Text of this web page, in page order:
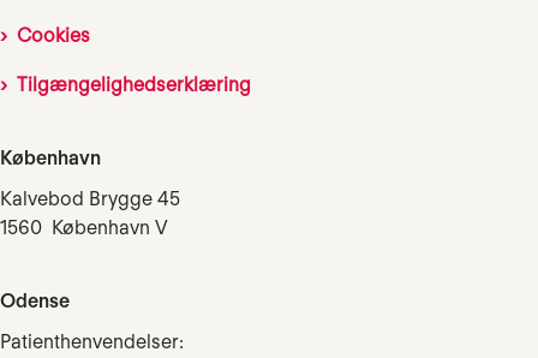
Cookies
Tilgængelighedserklæring
København
Kalvebod Brygge 45
1560 København V
Odense
Patienthenvendelser: